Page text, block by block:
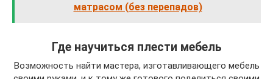
матрасом (без перепадов)
Где научиться плести мебель
Возможность найти мастера, изготавливающего мебель